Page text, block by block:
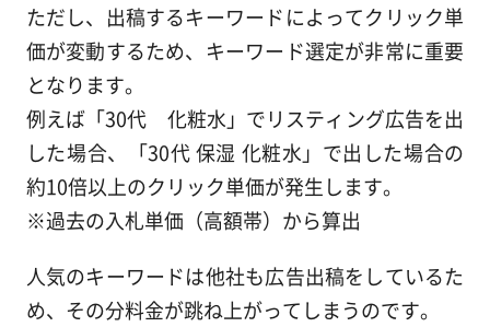
ただし、出稿するキーワードによってクリック単
価が変動するため、キーワード選定が非常に重要
となります。
例えば「30代 化粧水」でリスティング広告を出
した場合、「30代 保湿 化粧水」で出した場合の
約10倍以上のクリック単価が発生します。
※過去の入札単価（高額帯）から算出
人気のキーワードは他社も広告出稿をしているた
め、その分料金が跳ね上がってしまうのです。